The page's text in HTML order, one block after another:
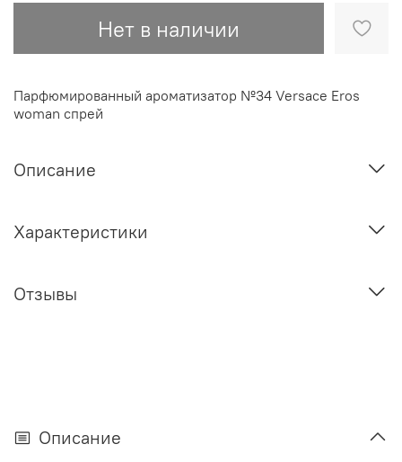
Нет в наличии
Парфюмированный ароматизатор №34 Versace Eros
woman спрей
Описание
Характеристики
Отзывы
Описание